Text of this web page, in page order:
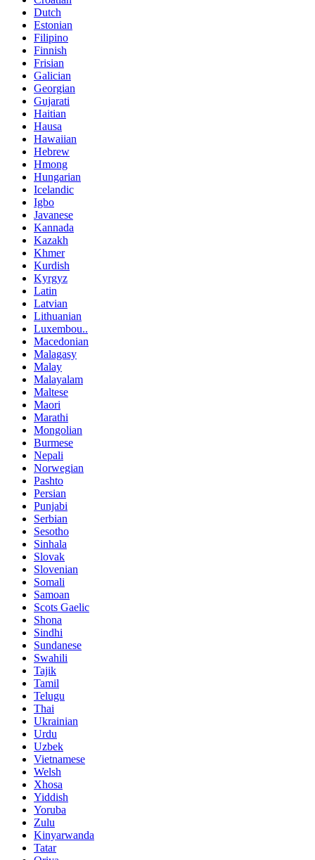
Dutch
Estonian
Filipino
Finnish
Frisian
Galician
Georgian
Gujarati
Haitian
Hausa
Hawaiian
Hebrew
Hmong
Hungarian
Icelandic
Igbo
Javanese
Kannada
Kazakh
Khmer
Kurdish
Kyrgyz
Latin
Latvian
Lithuanian
Luxembou..
Macedonian
Malagasy
Malay
Malayalam
Maltese
Maori
Marathi
Mongolian
Burmese
Nepali
Norwegian
Pashto
Persian
Punjabi
Serbian
Sesotho
Sinhala
Slovak
Slovenian
Somali
Samoan
Scots Gaelic
Shona
Sindhi
Sundanese
Swahili
Tajik
Tamil
Telugu
Thai
Ukrainian
Urdu
Uzbek
Vietnamese
Welsh
Xhosa
Yiddish
Yoruba
Zulu
Kinyarwanda
Tatar